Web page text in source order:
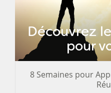
Découvrez
pour
8 Semaines pour